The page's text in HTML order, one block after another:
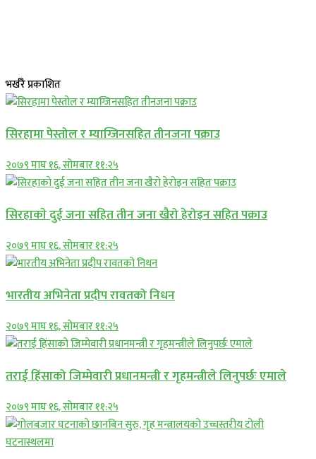
भर्खरै प्रकाशित
सिरहामा पेस्तोल र म्याग्जिनसहित तीनजना पक्राउ
२०७९ माघ १६, सोमबार ११:२५
सिरहाकाे दुई जना सहित तीन जना खैरो हेरोइन सहित पक्राउ
२०७९ माघ १६, सोमबार ११:२५
भारतीय अभिनेता प्रदीप रावतको निधन
२०७९ माघ १६, सोमबार ११:२५
तराई हिंसाको जिम्मेवारी प्रधानमन्त्री र गृहमन्त्रीले लिनुपर्छः एमाले
२०७९ माघ १६, सोमबार ११:२५